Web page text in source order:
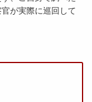
が実際に巡回して